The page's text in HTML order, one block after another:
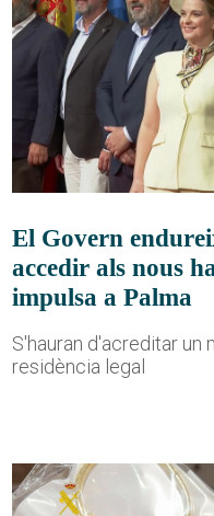
El Govern
accedir als nous
impulsa a Palma
S'hauran d'acreditar un
residència legal